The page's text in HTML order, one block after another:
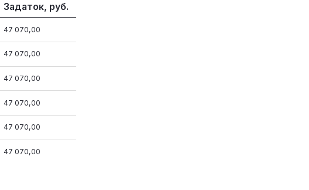
Задаток, руб.
47 070,00
47 070,00
47 070,00
47 070,00
47 070,00
47 070,00